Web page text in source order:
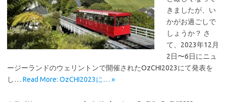
きましたが、い
かがお過ごしで
しょうか？ さ
て、2023年12月
2日〜6日にニュ
ージーランドのウェリントンで開催されたOzCHI2023にて発表を
し… Read More: OzCHI2023に… »